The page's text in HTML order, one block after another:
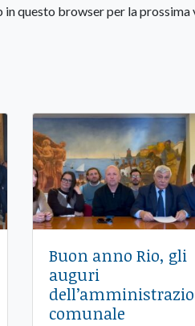
in questo browser per la prossima
Buon anno Rio, gli
auguri
comunale